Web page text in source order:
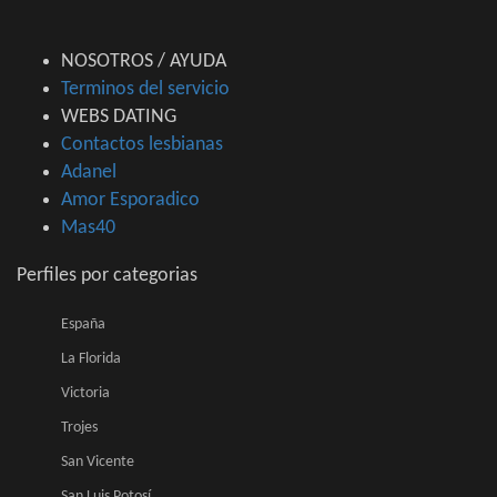
NOSOTROS / AYUDA
Terminos del servicio
WEBS DATING
Contactos lesbianas
Adanel
Amor Esporadico
Mas40
Perfiles por categorias
España
La Florida
Victoria
Trojes
San Vicente